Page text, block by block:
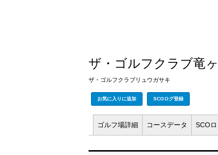
ザ・ゴルフクラブ竜
ザ・ゴルフクラブリュウガサキ
お気に入りに追加 SCOログ登録
ゴルフ場詳細 コースデータ SCO